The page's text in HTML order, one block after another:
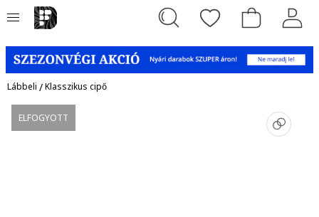
Lábbeli /Klasszikus cipő
ELFOGYOTT